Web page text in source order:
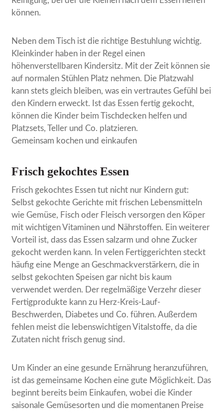
können.
Neben dem Tisch ist die richtige Bestuhlung wichtig.
Kleinkinder haben in der Regel einen
höhenverstellbaren Kindersitz. Mit der Zeit können sie
auf normalen Stühlen Platz nehmen. Die Platzwahl
kann stets gleich bleiben, was ein vertrautes Gefühl bei
den Kindern erweckt. Ist das Essen fertig gekocht,
können die Kinder beim Tischdecken helfen und
Platzsets, Teller und Co. platzieren.
Gemeinsam kochen und einkaufen
Frisch gekochtes Essen
Frisch gekochtes Essen tut nicht nur Kindern gut:
Selbst gekochte Gerichte mit frischen Lebensmitteln
wie Gemüse, Fisch oder Fleisch versorgen den Köper
mit wichtigen Vitaminen und Nährstoffen. Ein weiterer
Vorteil ist, dass das Essen salzarm und ohne Zucker
gekocht werden kann. In velen Fertiggerichten steckt
häufig eine Menge an Geschmackverstärkern, die in
selbst gekochten Speisen gar nicht bis kaum
verwendet werden. Der regelmäßige Verzehr dieser
Fertigprodukte kann zu Herz-Kreis-Lauf-
Beschwerden, Diabetes und Co. führen. Außerdem
fehlen meist die lebenswichtigen Vitalstoffe, da die
Zutaten nicht frisch genug sind.
Um Kinder an eine gesunde Ernährung heranzuführen,
ist das gemeinsame Kochen eine gute Möglichkeit. Das
beginnt bereits beim Einkaufen, wobei die Kinder
saisonale Gemüsesorten und die momentanen Preise